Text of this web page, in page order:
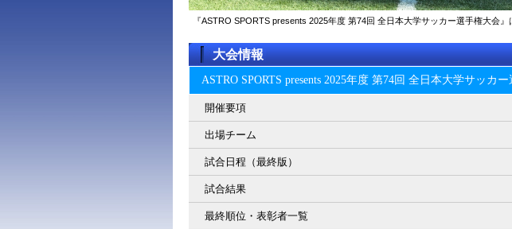
『ASTRO SPORTS presents 2025年度 第74回 全⽇本⼤学サッカー選⼿権⼤会
大会情報
ASTRO SPORTS presents 2025年度 第74回 全⽇本⼤学サッカ
開催要項
出場チーム
試合日程（最終版）
試合結果
最終順位・表彰者一覧